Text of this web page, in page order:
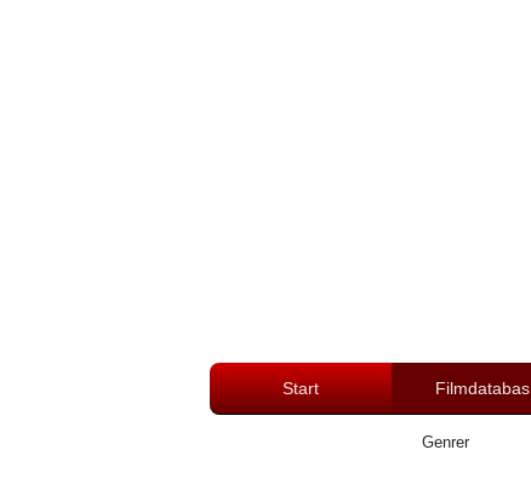
Start Filmdatabas
Genrer